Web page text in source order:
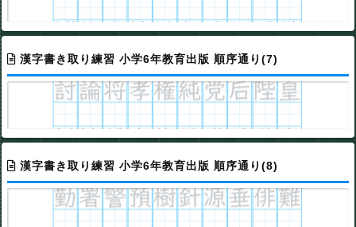
漢字書き取り練習 小学6年教育出版 順序通り(7)
漢字書き取り練習 小学6年教育出版 順序通り(8)